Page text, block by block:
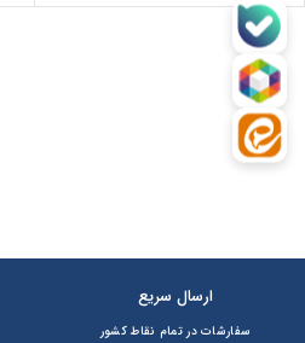
ارسال سریع
سفارشات در تمام نقاط کشور